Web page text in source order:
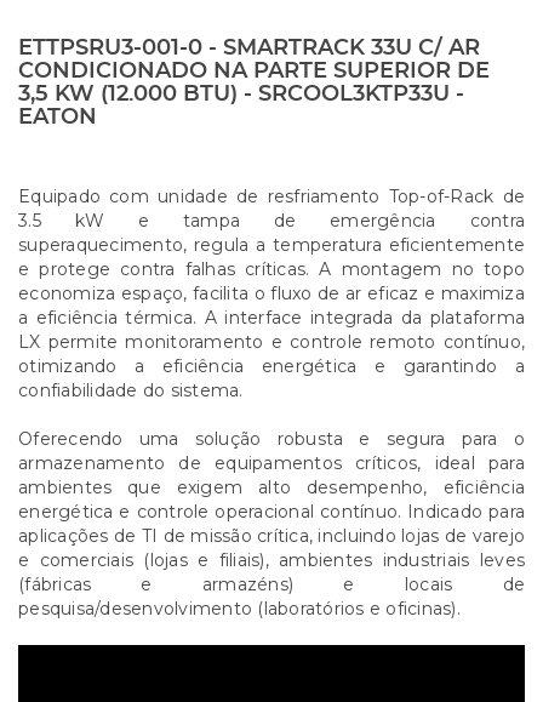
ETTPSRU3-001-0 - SMARTRACK 33U C/ AR
CONDICIONADO NA PARTE SUPERIOR DE
3,5 KW (12.000 BTU) - SRCOOL3KTP33U -
EATON
Equipado com unidade de resfriamento Top-of-Rack de
3.5 kW e tampa de emergência contra
superaquecimento, regula a temperatura eficientemente
e protege contra falhas críticas. A montagem no topo
economiza espaço, facilita o fluxo de ar eficaz e maximiza
a eficiência térmica. A interface integrada da plataforma
LX permite monitoramento e controle remoto contínuo,
otimizando a eficiência energética e garantindo a
confiabilidade do sistema.
Oferecendo uma solução robusta e segura para o
armazenamento de equipamentos críticos, ideal para
ambientes que exigem alto desempenho, eficiência
energética e controle operacional contínuo. Indicado para
aplicações de TI de missão crítica, incluindo lojas de varejo
e comerciais (lojas e filiais), ambientes industriais leves
(fábricas e armazéns) e locais de
pesquisa/desenvolvimento (laboratórios e oficinas).